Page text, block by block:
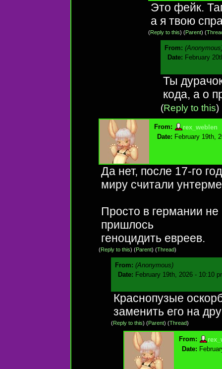
Это фейк.
а я твою
(Reply to this) (Parent) (
From:
Date: February
Ты
кода, а о
(Reply to this)
From:
rex_weblen
Date: February 19th,
Да нет, после 17-го
миру считали
Просто в германии
пришлось
геноцидить евреев.
(Reply to this) (Parent) (Thread)
From: (Anonymous)
Date: February 19th, 2026 - 10:10
Краснопузые
заменить его на
(Reply to this) (Parent) (Thread)
From:
Date: